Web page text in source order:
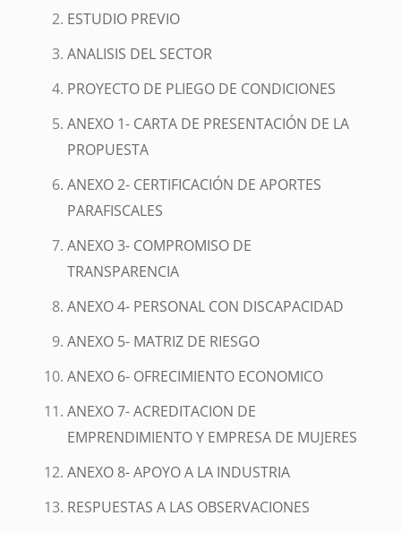
ESTUDIO PREVIO
ANALISIS DEL SECTOR
PROYECTO DE PLIEGO DE CONDICIONES
ANEXO 1- CARTA DE PRESENTACIÓN DE LA
PROPUESTA
ANEXO 2- CERTIFICACIÓN DE APORTES
PARAFISCALES
ANEXO 3- COMPROMISO DE
TRANSPARENCIA
ANEXO 4- PERSONAL CON DISCAPACIDAD
ANEXO 5- MATRIZ DE RIESGO
ANEXO 6- OFRECIMIENTO ECONOMICO
ANEXO 7- ACREDITACION DE
EMPRENDIMIENTO Y EMPRESA DE MUJERES
ANEXO 8- APOYO A LA INDUSTRIA
RESPUESTAS A LAS OBSERVACIONES